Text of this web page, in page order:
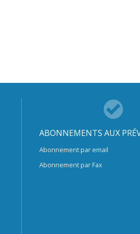
ABONNEMENTS AUX
Abonnement par email
Abonnement par Fax